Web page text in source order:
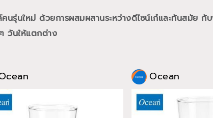
นรุ่นใหม่ ด้วยการผสมผสานระหว่างดีไซน์เก๋และทันสมัย
วันให้แตกต่าง
Ocean